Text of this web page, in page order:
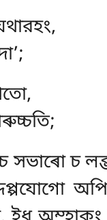
সভাৰো চ